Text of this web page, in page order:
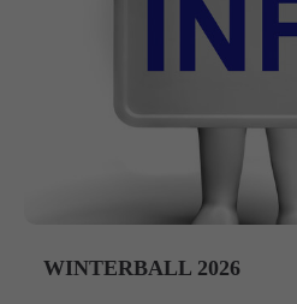
WINTERBALL 2026